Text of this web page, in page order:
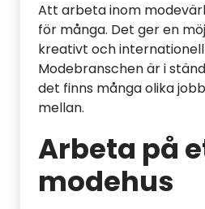
Att arbeta inom
för många. Det ger en
kreativt och
Modebranschen är i
det finns många olika
mellan.
Arbeta på
modehus